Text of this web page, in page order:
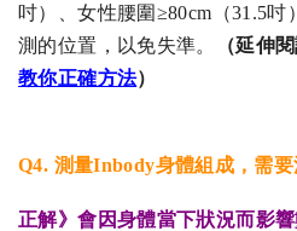
吋）、女性腰圍≥80cm（31.5
測的位置，以免失準。
（延伸閱
教你正確方法）
Q4. 測量Inbody身體組成，需要
正解》會因身體當下狀況而影響